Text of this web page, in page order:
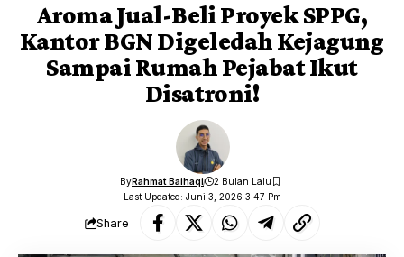
Aroma Jual-Beli Proyek SPPG,
Kantor BGN Digeledah Kejagung
Sampai Rumah Pejabat Ikut
Disatroni!
Last Updated: Juni 3, 2026 3:47 Pm
ByRahmat Baihaqi 2 Bulan Lalu
Share